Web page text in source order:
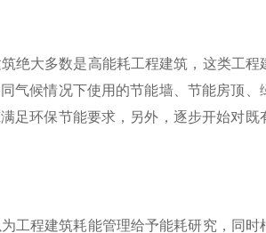
绝大多数是高能耗工程建筑，这类工程
气候情况下使用的节能墙、节能房顶、
足环保节能要求，另外，逐步开始对既
工程建筑耗能管理给予能耗研究，同时